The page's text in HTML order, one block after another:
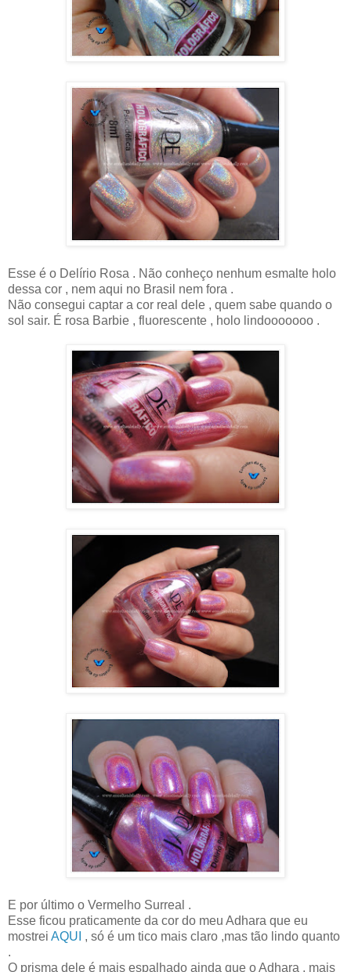
Esse é o Delírio Rosa . Não conheço nenhum esmalte holo
dessa cor , nem aqui no Brasil nem fora .
Não consegui captar a cor real dele , quem sabe quando o
sol sair. É rosa Barbie , fluorescente , holo lindooooooo .
E por último o Vermelho Surreal .
Esse ficou praticamente da cor do meu Adhara que eu
mostrei AQUI , só é um tico mais claro ,mas tão lindo quanto
.
O prisma dele é mais espalhado ainda que o Adhara , mais